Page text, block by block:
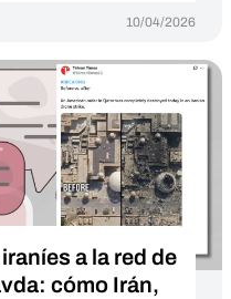
10/04/2026
a la red de
cómo Irán,